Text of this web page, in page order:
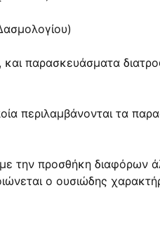
και παρασκευάσματα
περιλαμβάνονται τα
την προσθήκη διαφόρων
ο ουσιώδης